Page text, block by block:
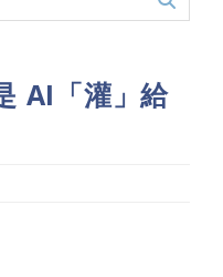
AI「灌」給